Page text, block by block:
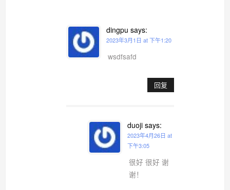
dingpu says:
2023年3月1日 at 下午1:20
wsdfsafd
回复
duoji says:
2023年4月26日 at
下午3:05
很好 很好 谢
谢！